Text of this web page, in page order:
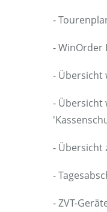
-
- WinOrder
- Übersicht
- Übersicht
- Übersicht
-
- ZVT-